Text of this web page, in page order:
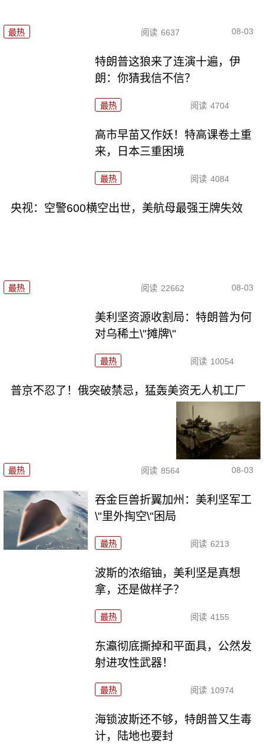
最热 阅读 6637 08-03
特朗普这狼来了连演十遍，伊
朗：你猜我信不信？
最热 阅读 4704
高市早苗又作妖！特高课卷土重
来，日本三重困境
最热 阅读 4084
央视：空警600横空出世，美航母最强王牌失效
最热 阅读 22662 08-03
美利坚资源收割局：特朗普为何
对乌稀土\"摊牌\"
最热 阅读 10054
普京不忍了！俄突破禁忌，猛轰美资无人机工厂
最热 阅读 8564 08-03
吞金巨兽折翼加州：美利坚军工
\"里外掏空\"困局
最热 阅读 6213
波斯的浓缩铀，美利坚是真想
拿，还是做样子？
最热 阅读 4155
东瀛彻底撕掉和平面具，公然发
射进攻性武器！
最热 阅读 10974
海锁波斯还不够，特朗普又生毒
计，陆地也要封